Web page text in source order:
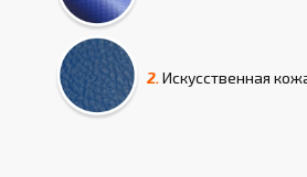
2. Искусcтвенная